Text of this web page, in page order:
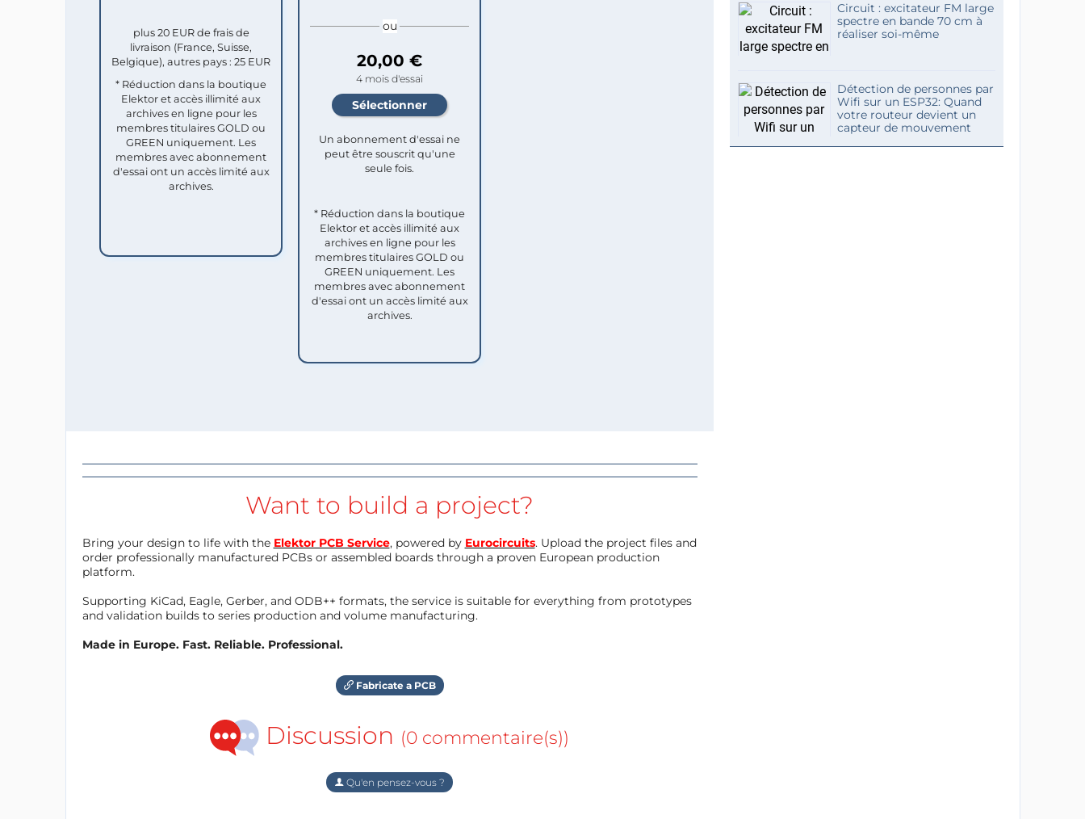
plus 20 EUR de frais de
livraison (France, Suisse,
Belgique), autres pays : 25 EUR
* Réduction dans la boutique
Elektor et accès illimité aux
archives en ligne pour les
membres titulaires GOLD ou
GREEN uniquement. Les
membres avec abonnement
d'essai ont un accès limité aux
archives.
ou
20,00 €
4 mois d'essai
Un abonnement d'essai ne
peut être souscrit qu'une
seule fois.​
* Réduction dans la boutique
Elektor et accès illimité aux
archives en ligne pour les
membres titulaires GOLD ou
GREEN uniquement. Les
membres avec abonnement
d'essai ont un accès limité aux
archives.
Want to build a project?
Bring your design to life with the Elektor PCB Service, powered by Eurocircuits. Upload the project files and
order professionally manufactured PCBs or assembled boards through a proven European production
platform.
Supporting KiCad, Eagle, Gerber, and ODB++ formats, the service is suitable for everything from prototypes
and validation builds to series production and volume manufacturing.
Made in Europe. Fast. Reliable. Professional.
Fabricate a PCB
Discussion (0 commentaire(s))
Qu'en pensez-vous ?
Circuit : excitateur FM large
spectre en bande 70 cm à
réaliser soi-même
Détection de personnes par
Wifi sur un ESP32: Quand
votre routeur devient un
capteur de mouvement